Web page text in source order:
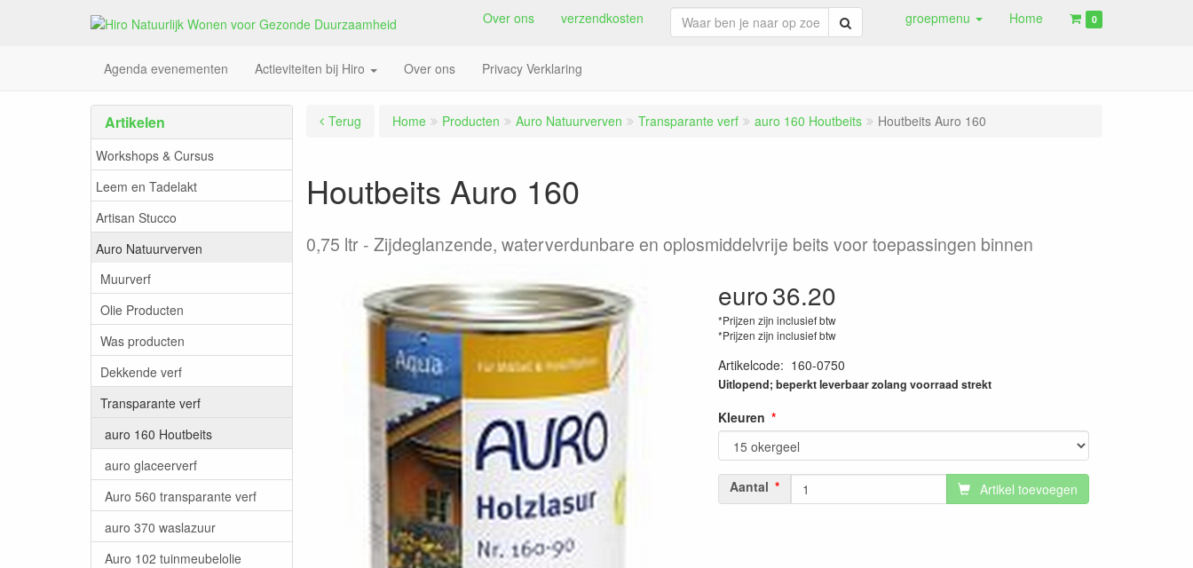
Over ons verzendkosten groepmenu Home 0
Agenda evenementen Actieviteiten bij Hiro Over ons Privacy Verklaring
Artikelen
Workshops & Cursus
Leem en Tadelakt
Artisan Stucco
Auro Natuurverven
Muurverf
Olie Producten
Was producten
Dekkende verf
Transparante verf
auro 160 Houtbeits
auro glaceerverf
Auro 560 transparante verf
auro 370 waslazuur
Auro 102 tuinmeubelolie
Terug Home Producten Auro Natuurverven Transparante verf auro 160 Houtbeits Houtbeits Auro 160
Houtbeits Auro 160
0,75 ltr Zijdeglanzende, waterverdunbare en oplosmiddelvrije beits voor toepassingen binnen
euro36.20
*Prijzen zijn inclusief btw
*Prijzen zijn inclusief btw
Artikelcode: 160-0750
Uitlopend; beperkt leverbaar zolang voorraad strekt
Kleuren
Aantal Artikel toevoegen